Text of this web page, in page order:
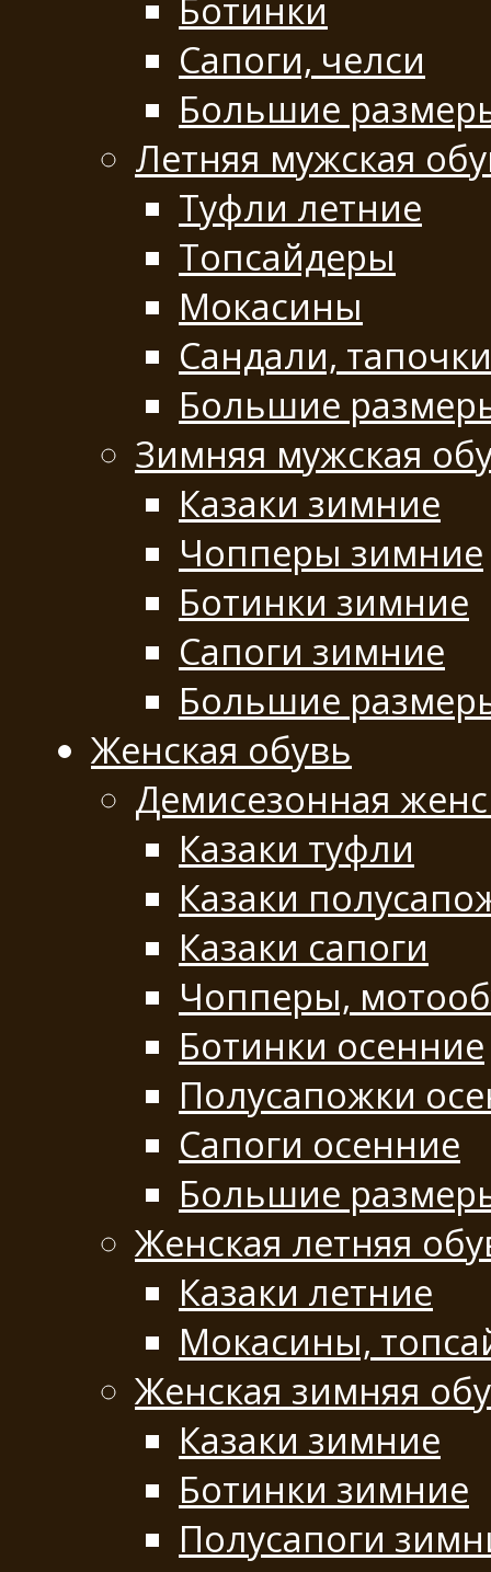
Ботинки
Сапоги, челси
Большие
Летняя мужская
Туфли летние
Топсайдеры
Мокасины
Сандали,
Большие
Зимняя мужская
Казаки зимние
Чопперы зимние
Ботинки зимние
Сапоги зимние
Большие
Женская обувь
Демисезонная
Казаки туфли
Казаки
Казаки сапоги
Чопперы,
Ботинки осенние
Полусапожки
Сапоги осенние
Большие
Женская летняя
Казаки летние
Мокасины,
Женская зимняя
Казаки зимние
Ботинки зимние
Полусапоги